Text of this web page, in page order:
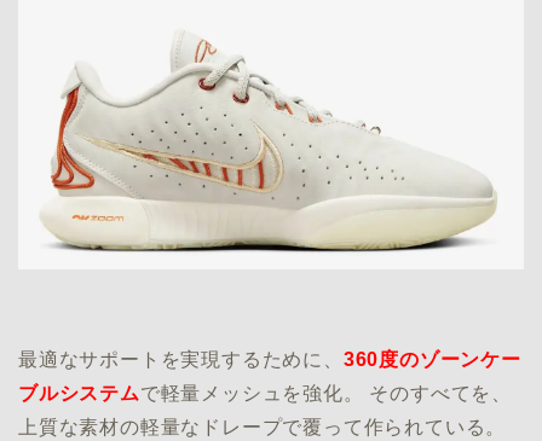
最適なサポートを実現するために、 360度のゾーンケー
ブルシステムで軽量メッシュを強化。 そのすべてを、
上質な素材の軽量なドレープで覆って作られている。